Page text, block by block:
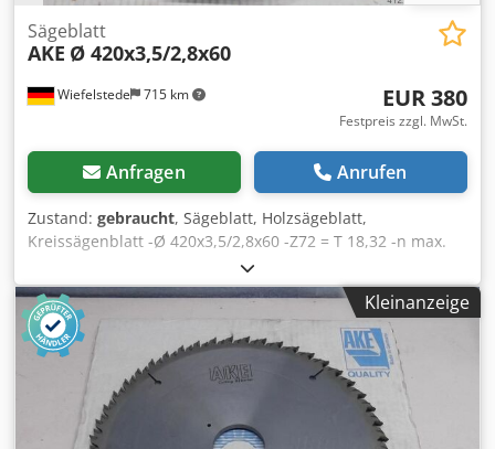
Wiefelstede 715 km
Sägeblatt
AKE Ø 420x3,5/2,8x60
EUR 380
Festpreis zzgl. MwSt.
Anfragen Anrufen
Zustand: gebraucht, Sägeblatt, Holzsägeblatt,
Kreissägenblatt -Ø 420x3,5/2,8x60 -Z72 = T 18,32 -n max.
4300 Dodpfob Uhl Nex Ai Tock -0211-5107670x HW -UFN-
bestückt -Preis: pro Stück -Anzahl: 3x vorhanden -Gewicht:
3,2 kg/Stück
Kleinanzeige